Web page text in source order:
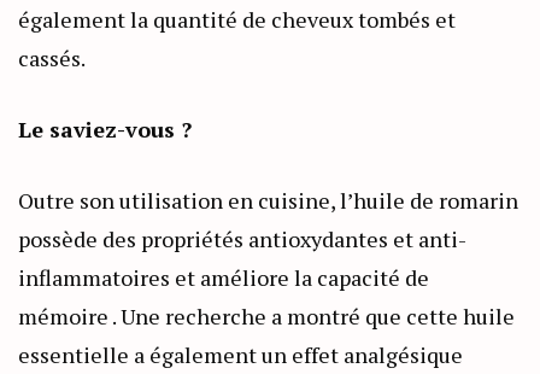
également la quantité de cheveux tombés et
cassés.
Le saviez-vous ?
Outre son utilisation en cuisine, l’huile de romarin
possède des propriétés antioxydantes et anti-
inflammatoires et améliore la capacité de
mémoire . Une recherche a montré que cette huile
essentielle a également un effet analgésique